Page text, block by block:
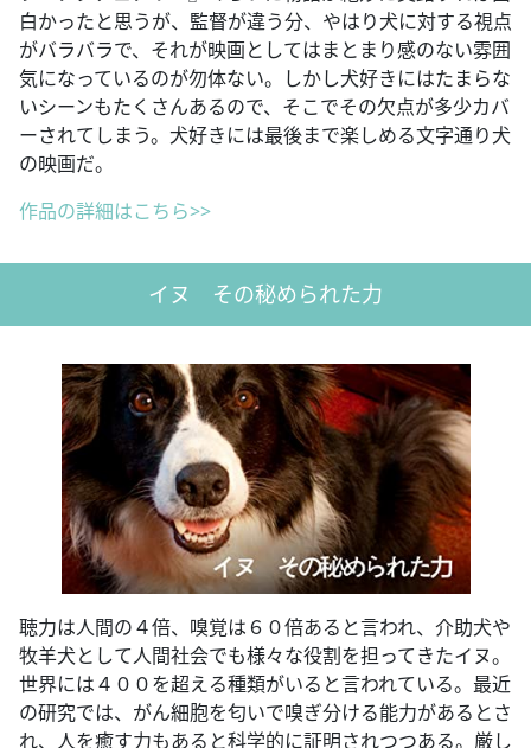
白かったと思うが、監督が違う分、やはり犬に対する視点
がバラバラで、それが映画としてはまとまり感のない雰囲
気になっているのが勿体ない。しかし犬好きにはたまらな
いシーンもたくさんあるので、そこでその欠点が多少カバ
ーされてしまう。犬好きには最後まで楽しめる文字通り犬
の映画だ。
作品の詳細はこちら>>
イヌ その秘められた力
聴力は人間の４倍、嗅覚は６０倍あると言われ、介助犬や
牧羊犬として人間社会でも様々な役割を担ってきたイヌ。
世界には４００を超える種類がいると言われている。最近
の研究では、がん細胞を匂いで嗅ぎ分ける能力があるとさ
れ、人を癒す力もあると科学的に証明されつつある。厳し